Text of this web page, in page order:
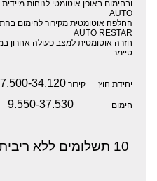
ובחימום באופן אוטומטי לנוחות
AUTO
החלפה אוטומטית מקירור לחימום
AUTO RESTAR
חזרה אוטומטית למצב פעולה
טיימר.
יחידת חוץ קירור 7.500-34.120
חימום 9.550-37.530